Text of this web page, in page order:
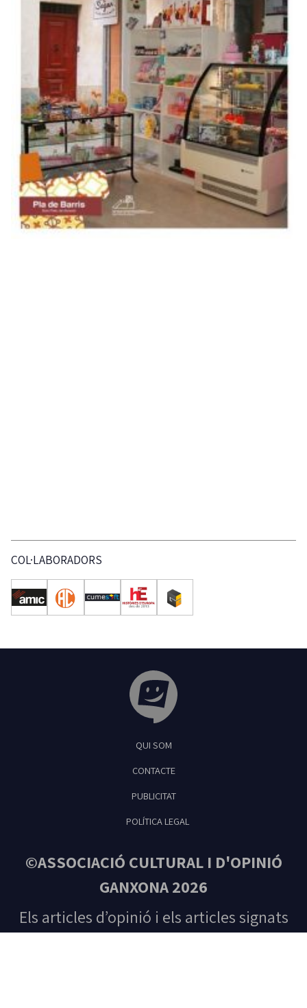
COL·LABORADORS
Feliu de Guíxols
QUI SOM
CONTACTE
PUBLICITAT
POLÍTICA LEGAL
©ASSOCIACIÓ CULTURAL I D'OPINIÓ
GANXONA 2026
Els articles d’opinió i els articles signats